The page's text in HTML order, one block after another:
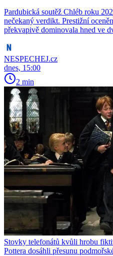
Pardubická soutěž Chléb roku
nečekaný verdikt. Prestižní
překvapivě dominovala hned ve
NESPECHEJ.cz
dnes, 15:00
2 min
Stovky telefonátů kvůli hrobu
Pottera dosáhli přesunu